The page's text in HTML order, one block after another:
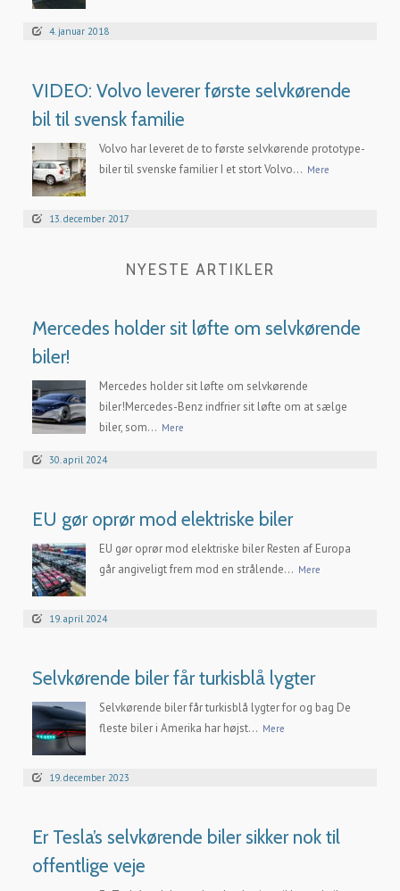
4. januar 2018
VIDEO: Volvo leverer første selvkørende
bil til svensk familie
Volvo har leveret de to første selvkørende prototype-
biler til svenske familier I et stort Volvo... Mere
13. december 2017
NYESTE ARTIKLER
Mercedes holder sit løfte om selvkørende
biler!
Mercedes holder sit løfte om selvkørende
biler!Mercedes-Benz indfrier sit løfte om at sælge
biler, som... Mere
30. april 2024
EU gør oprør mod elektriske biler
EU gør oprør mod elektriske biler Resten af Europa
går angiveligt frem mod en strålende... Mere
19. april 2024
Selvkørende biler får turkisblå lygter
Selvkørende biler får turkisblå lygter for og bag De
fleste biler i Amerika har højst... Mere
19. december 2023
Er Tesla’s selvkørende biler sikker nok til
offentlige veje